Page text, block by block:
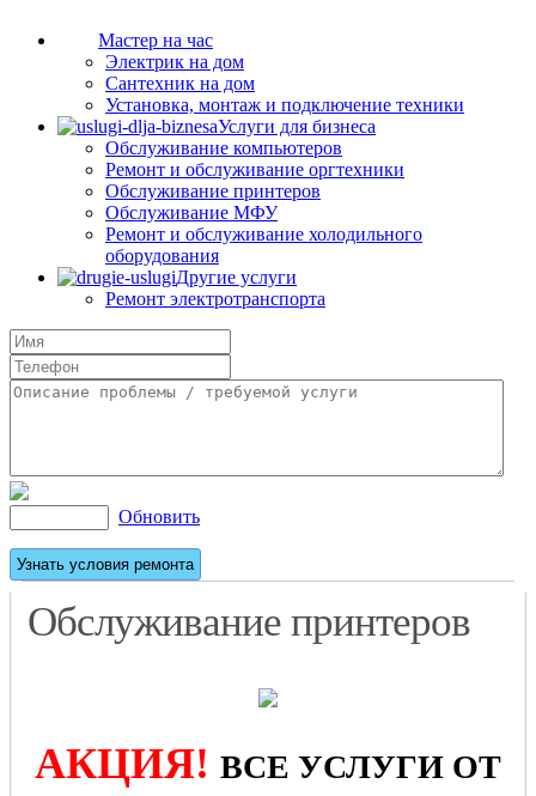
Мастер на час
Электрик на дом
Сантехник на дом
Установка, монтаж и подключение техники
Услуги для бизнеса
Обслуживание компьютеров
Ремонт и обслуживание оргтехники
Обслуживание принтеров
Обслуживание МФУ
Ремонт и обслуживание холодильного
оборудования
Другие услуги
Ремонт электротранспорта
Обновить
Обслуживание принтеров
АКЦИЯ! ВСЕ УСЛУГИ ОТ